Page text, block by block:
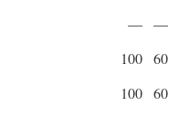
—
—
60
100
60
100